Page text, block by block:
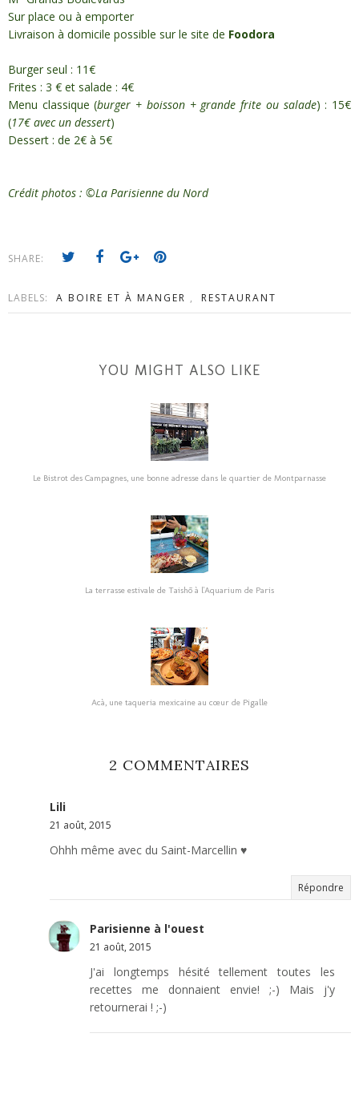
Sur place ou à emporter
Livraison à domicile possible sur le site de Foodora
Burger seul : 11€
Frites : 3 € et salade : 4€
Menu classique (burger + boisson + grande frite ou salade) : 15€
(17€ avec un dessert)
Dessert : de 2€ à 5€
Crédit photos : ©La Parisienne du Nord
SHARE:
LABELS: A BOIRE ET À MANGER , RESTAURANT
YOU MIGHT ALSO LIKE
Le Bistrot des Campagnes, une bonne adresse dans le quartier de Montparnasse
La terrasse estivale de Taishō à l'Aquarium de Paris
Acà, une taqueria mexicaine au cœur de Pigalle
2 COMMENTAIRES
Lili
21 août, 2015
Ohhh même avec du Saint-Marcellin ♥
Répondre
Parisienne à l'ouest
21 août, 2015
J'ai longtemps hésité tellement toutes les
recettes me donnaient envie! ;-) Mais j'y
retournerai ! ;-)